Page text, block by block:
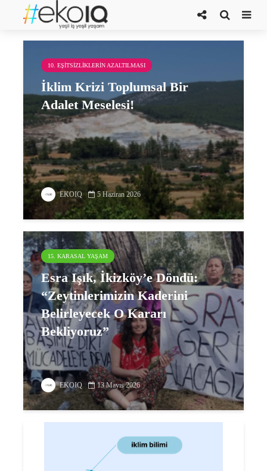
torba yasa
10. EŞITSIZLIKLERIN AZALTILMASI
İklim Krizi Toplumsal Bir
Adalet Meselesi!
EKOIQ 5 Haziran 2026
15. KARASAL YAŞAM
Esra Işık, İkizköy’e Döndü:
“Zeytinlerimizin Kaderini
Belirleyecek O Kararı
Bekliyoruz”
EKOIQ 13 Mayıs 2026